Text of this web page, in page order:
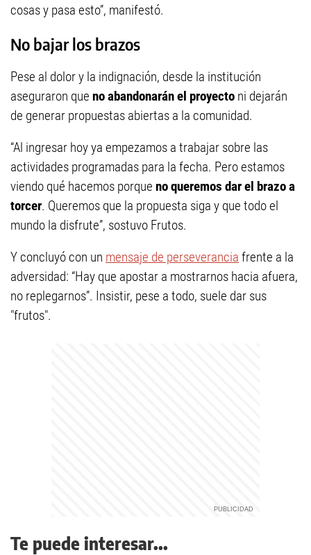
cosas y pasa esto”, manifestó.
No bajar los brazos
Pese al dolor y la indignación, desde la institución
aseguraron que no abandonarán el proyecto ni dejarán
de generar propuestas abiertas a la comunidad.
“Al ingresar hoy ya empezamos a trabajar sobre las
actividades programadas para la fecha. Pero estamos
viendo qué hacemos porque no queremos dar el brazo a
torcer. Queremos que la propuesta siga y que todo el
mundo la disfrute”, sostuvo Frutos.
Y concluyó con un mensaje de perseverancia frente a la
adversidad: “Hay que apostar a mostrarnos hacia afuera,
no replegarnos”. Insistir, pese a todo, suele dar sus
"frutos".
Te puede interesar...